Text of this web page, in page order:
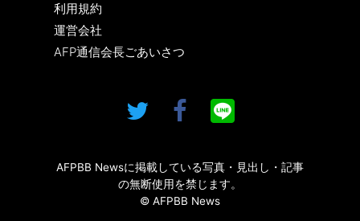
利用規約
運営会社
AFP通信会長ごあいさつ
AFPBB Newsに掲載している写真・見出し・記事
の無断使用を禁じます。
© AFPBB News